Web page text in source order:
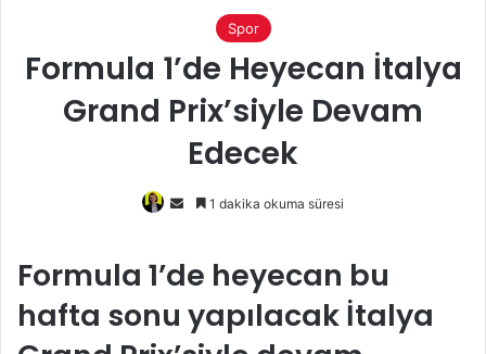
Spor
Formula 1’de Heyecan İtalya
Grand Prix’siyle Devam
Edecek
Bir
göndermek
1 dakika okuma süresi
Formula 1’de heyecan bu
hafta sonu yapılacak İtalya